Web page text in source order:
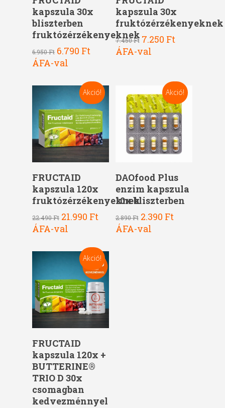
kapszula 30x
bliszterben
fruktózérzékenyeknek
6.950Ft Original
price
6.950 Ft.
6.790 FtCurrent
6.790 Ft.
ÁFA-val
kapszula 30x
fruktózérzékenyeknek
7.450Ft Original
price
7.250 FtCurrent
ÁFA-val
Akció!
Kosárba Teszem
FRUCTAID
kapszula 120x
fruktózérzékenyeknek
22.490Ft Original
price
22.490 Ft.
21.990 FtCurrent
price
21.990 Ft.
ÁFA-val
Akció!
Kosárba Teszem
DAOfood Plus
enzim kapszula
10x bliszterben
2.890Ft Original
price
2.390 FtCurrent
ÁFA-val
Akció!
Kosárba Teszem
FRUCTAID
kapszula 120x +
BUTTERINE®
TRIO D 30x
csomagban
kedvezménnyel